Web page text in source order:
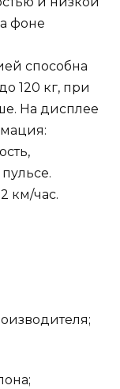
фоне
способна
120 кг, при
На дисплее
км/час.